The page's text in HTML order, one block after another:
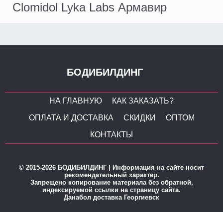
Clomidol Lyka Labs Армавир
БОДИБИЛДИНГ
НА ГЛАВНУЮ
КАК ЗАКАЗАТЬ?
ОПЛАТА И ДОСТАВКА
СКИДКИ
ОПТОМ
КОНТАКТЫ
© 2015-2026 БОДИБИЛДИНГ | Информация на сайте носит
рекомендательный характер.
Запрещено копирование материала без обратной,
индексируемой ссылки на страницу сайта.
Данабол доставка Георгиевск